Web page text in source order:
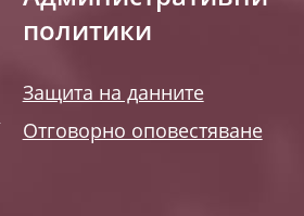
политики
Защита на данните
Отговорно оповестяване